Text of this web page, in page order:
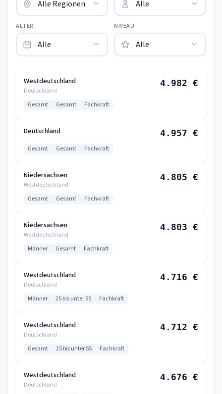
ALTER NIVEAU
Westdeutschland
Deutschland
4.982 €
Gesamt Gesamt Fachkraft
Deutschland 4.957 €
Gesamt Gesamt Fachkraft
Niedersachsen
Westdeutschland
4.805 €
Gesamt Gesamt Fachkraft
Niedersachsen
Westdeutschland
4.803 €
Männer Gesamt Fachkraft
Westdeutschland
Deutschland
4.716 €
Männer 25 bis unter 55 Fachkraft
Westdeutschland
Deutschland
4.712 €
Gesamt 25 bis unter 55 Fachkraft
Westdeutschland
Deutschland
4.676 €